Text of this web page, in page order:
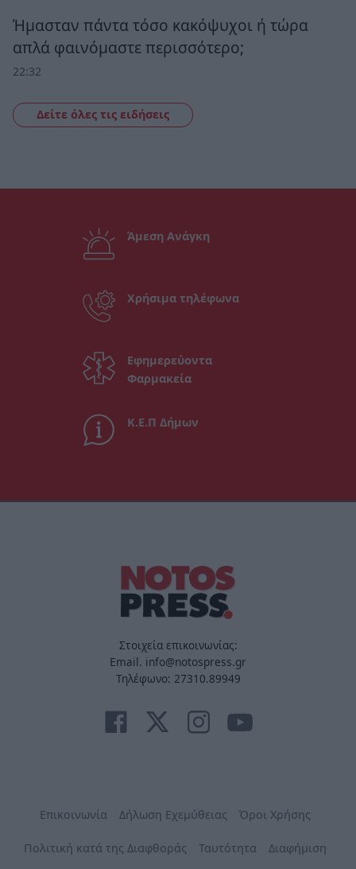
Ήμασταν πάντα τόσο κακόψυχοι ή τώρα
απλά φαινόμαστε περισσότερο;
22:32
Δείτε όλες τις ειδήσεις
Άμεση Ανάγκη
Χρήσιμα τηλέφωνα
Εφημερεύοντα
Φαρμακεία
Κ.Ε.Π Δήμων
Στοιχεία επικοινωνίας:
Email. info@notospress.gr
Τηλέφωνο: 27310.89949
Επικοινωνία Δήλωση Εχεμύθειας Όροι Χρήσης
Πολιτική κατά της Διαφθοράς Ταυτότητα Διαφήμιση